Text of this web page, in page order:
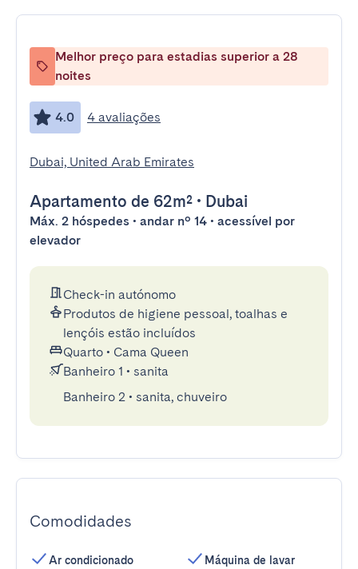
Melhor preço para estadias superior a 28
noites
4.0 4 avaliações
Dubai, United Arab Emirates
Apartamento de 62m² • Dubai
Máx. 2 hóspedes • andar nº 14 • acessível por
elevador
Check-in autónomo
Produtos de higiene pessoal, toalhas e
lençóis estão incluídos
Quarto • Cama Queen
Banheiro 1 • sanita
Banheiro 2 • sanita, chuveiro
Comodidades
Ar condicionado
Máquina de lavar